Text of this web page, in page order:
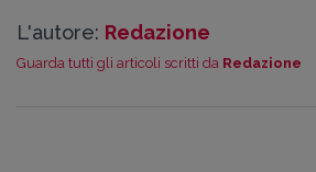
L'autore: Redazione
Guarda tutti gli articoli scritti da Redazione